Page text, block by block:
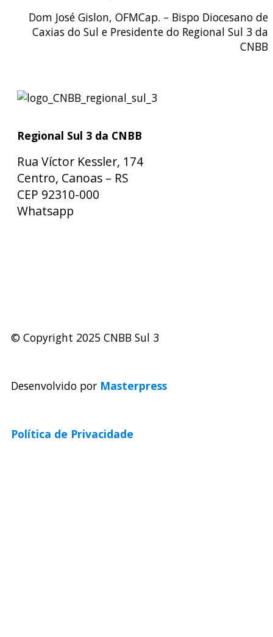
Dom José Gislon, OFMCap. – Bispo Diocesano de
Caxias do Sul e Presidente do Regional Sul 3 da
CNBB
Regional Sul 3 da CNBB
Rua Víctor Kessler, 174
Centro, Canoas – RS
CEP 92310-000
Whatsapp
© Copyright 2025 CNBB Sul 3
Desenvolvido por Masterpress
Política de Privacidade